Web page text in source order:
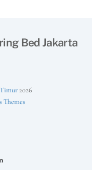
Bed Jakarta
Timur2026
Themes